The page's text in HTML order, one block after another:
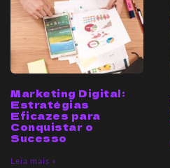
Marketing Digital:
Estratégias
Eficazes para
Conquistar o
Sucesso
Leia mais »